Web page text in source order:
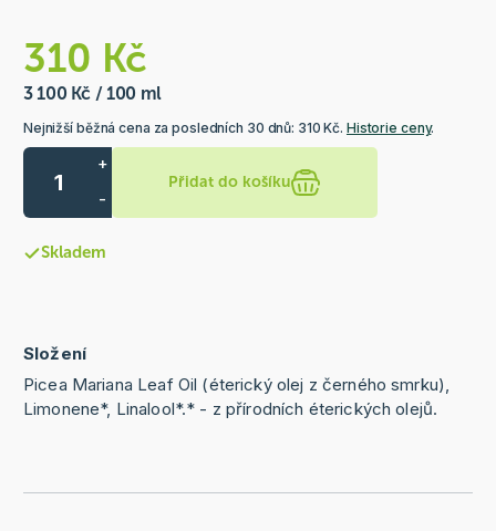
310 Kč
3 100 Kč / 100 ml
Nejnižší běžná cena za posledních 30 dnů: 310 Kč. Historie ceny.
+
-
Přidat do košíku
Skladem
Složení
Picea Mariana Leaf Oil (éterický olej z černého smrku),
Limonene*, Linalool*.* - z přírodních éterických olejů.